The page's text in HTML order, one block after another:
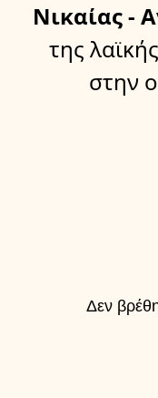
Νικαίας -
της
στην
Δεν